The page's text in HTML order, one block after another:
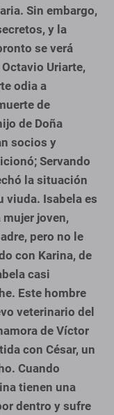
Sin embargo,
y la
se verá
Uriarte,
odia a
de
de Doña
socios y
Servando
la situación
viuda. Isabela es
mujer joven,
pero no le
con Karina, de
casi
Este hombre
veterinario del
de Víctor
con César, un
Cuando
tienen una
dentro y sufre